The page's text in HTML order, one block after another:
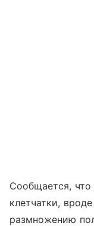
Сообщается,
клетчатки,
размножению